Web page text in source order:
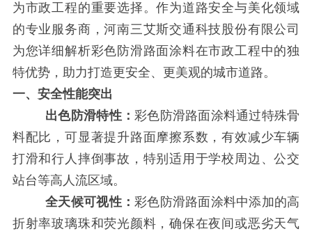
为市政工程的重要选择。作为道路安全与美化领域
的专业服务商，河南三艾斯交通科技股份有限公司
为您详细解析彩色防滑路面涂料在市政工程中的独
特优势，助力打造更安全、更美观的城市道路。
一、安全性能突出
出色防滑特性：彩色防滑路面涂料通过特殊骨
料配比，可显著提升路面摩擦系数，有效减少车辆
打滑和行人摔倒事故，特别适用于学校周边、公交
站台等高人流区域。
全天候可视性：彩色防滑路面涂料中添加的高
折射率玻璃珠和荧光颜料，确保在夜间或恶劣天气